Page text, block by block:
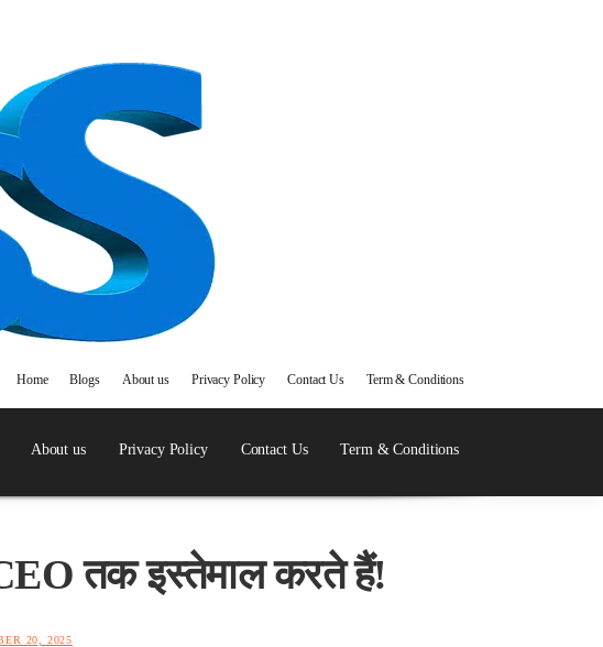
Home Blogs About us Privacy Policy Contact Us Term & Conditions
About us Privacy Policy Contact Us Term & Conditions
तक इस्तेमाल करते हैं!
20, 2025